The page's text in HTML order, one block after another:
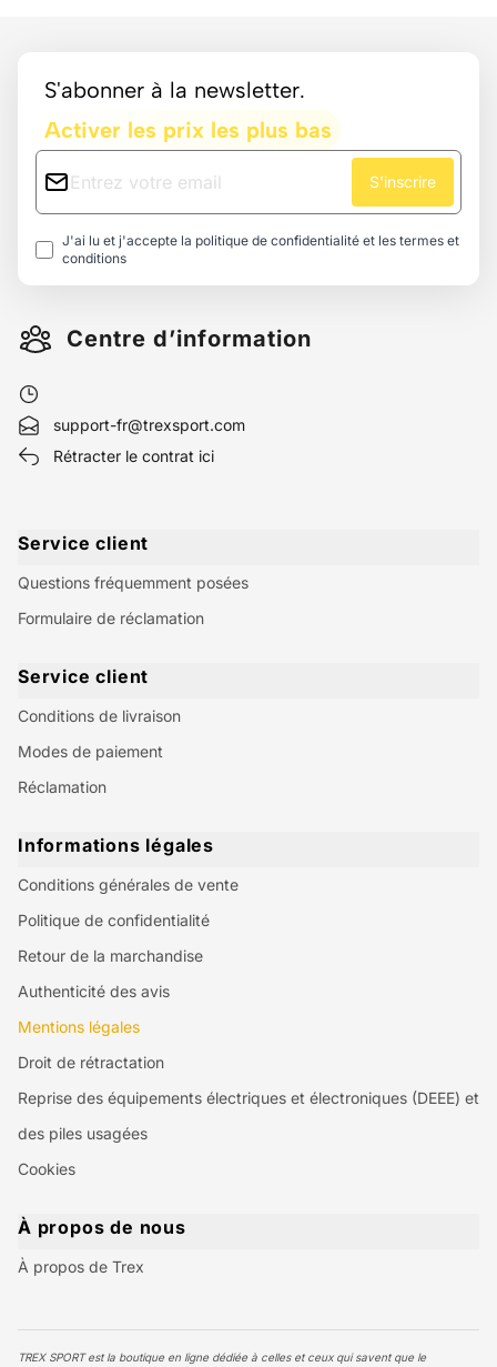
S'abonner à la newsletter.
Activer les prix les plus bas
S'inscrire
J'ai lu et j'accepte la politique de confidentialité et les termes et
conditions
Centre d’information
support-fr@trexsport.com
Rétracter le contrat ici
Service client
Questions fréquemment posées
Formulaire de réclamation
Service client
Conditions de livraison
Modes de paiement
Réclamation
Informations légales
Conditions générales de vente
Politique de confidentialité
Retour de la marchandise
Authenticité des avis
Mentions légales
Droit de rétractation
Reprise des équipements électriques et électroniques (DEEE) et
des piles usagées
Cookies
À propos de nous
À propos de Trex
TREX SPORT est la boutique en ligne dédiée à celles et ceux qui savent que le